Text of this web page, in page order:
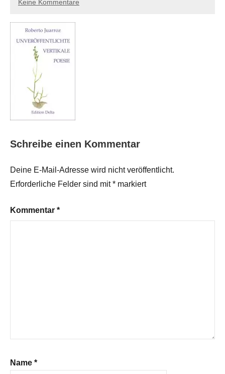
Keine Kommentare
Schreibe einen Kommentar
Deine E-Mail-Adresse wird nicht veröffentlicht.
Erforderliche Felder sind mit* markiert
Kommentar *
Name *